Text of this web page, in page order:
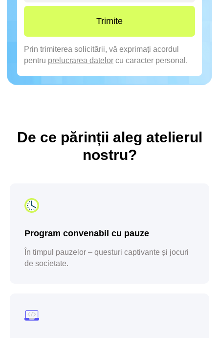
De ce părinții aleg atelierul
nostru?
Program convenabil cu pauze
În timpul pauzelor – questuri captivante și jocuri
de societate.